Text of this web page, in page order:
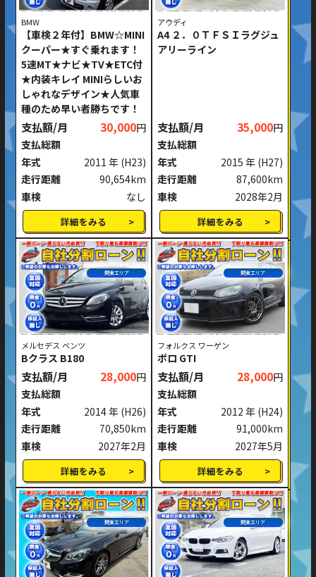
BMW
【車検２年付】BMW☆MINI
クーパー★すぐ乗れます！
5速MT★ナビ★TV★ETC付
★内装キレイ MINIらしいお
しゃれなデザイン★人気車
種のため早い者勝ちです！
支払額/月 30,000円
支払総額
年式
2011 年 (H23)
走行距離
90,654km
車検
なし
詳細をみる
アウディ
A4 ２．０ＴＦＳＩラグジュ
アリーライン
支払額/月 35,000円
支払総額
年式
2015 年 (H27)
走行距離
87,600km
車検
2028年2月
詳細をみる
関東エリア
メルセデス ベンツ
Bクラス B180
支払額/月 28,000円
支払総額
年式
2014 年 (H26)
走行距離
70,850km
車検
2027年2月
詳細をみる
関東エリア
フォルクス ワーゲン
ポロ GTI
支払額/月 28,000円
支払総額
年式
2012 年 (H24)
走行距離
91,000km
車検
2027年5月
詳細をみる
関東エリア 関東エリア